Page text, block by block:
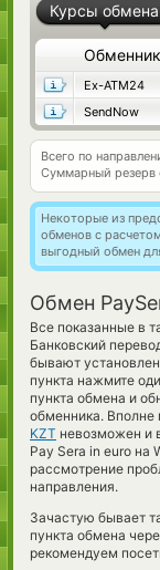
Курсы обмена
Обменник
Ex-ATM24
SendNow
Всего по
Суммарный резерв
Некоторые из
обменов с
выгодный обмен
Обмен
Все показанные в
Банковский
бывают
пункта нажмите
пункта обмена и
обменника. Вполне
KZT невозможен и
Pay Sera in euro на
рассмотрение
направления.
Зачастую бывает
пункта обмена
рекомендуем